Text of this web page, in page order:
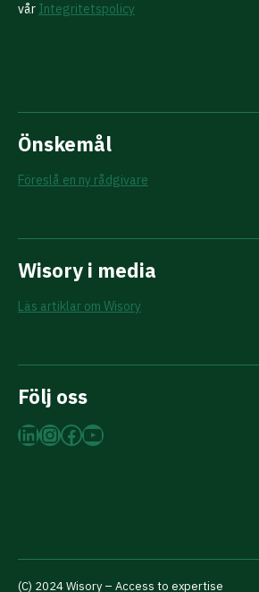
vår Integritetspolicy
Önskemål
Föreslå en ny rådgivare
Wisory i media
Läs artiklar om Wisory
Följ oss
LinkedIn
Instagram
Facebook
YouTube
(C) 2024 Wisory – Access to expertise